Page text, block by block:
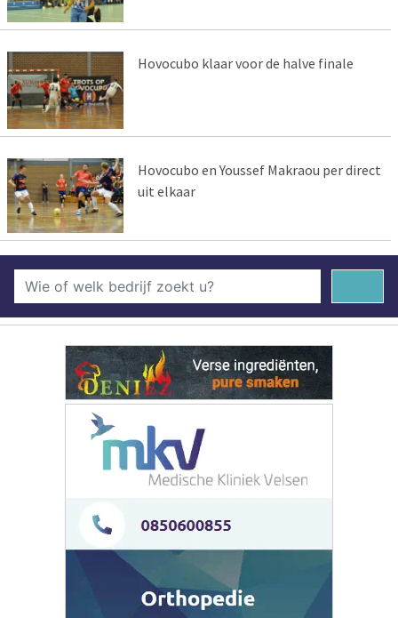
Hovocubo klaar voor de halve finale
Hovocubo en Youssef Makraou per direct
uit elkaar